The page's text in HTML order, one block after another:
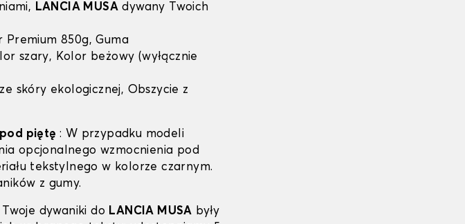
LANCIA MUSA dywany Twoich
850g, Guma
szary, Kolor beżowy (wyłącznie
skóry ekologicznej, Obszycie z
piętę : W przypadku modeli
opcjonalnego wzmocnienia pod
tekstylnego w kolorze czarnym.
z gumy.
dywaniki do LANCIA MUSA były